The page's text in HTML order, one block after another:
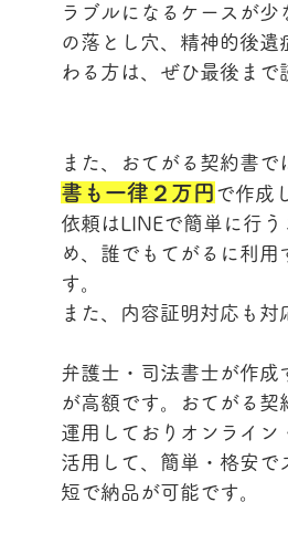
ラブルになるケースが
の落とし穴、精神的後
わる方は、ぜひ最後まで
また、おてがる契約書で
書も一律２万円 で作成
依頼はLINEで簡単に行
め、誰でもてがるに利用
す。
また、内容証明対応も対
弁護士・司法書士が作成
が高額です。おてがる契
運用しておりオンライン
活用して、簡単・格安で
短で納品が可能です。